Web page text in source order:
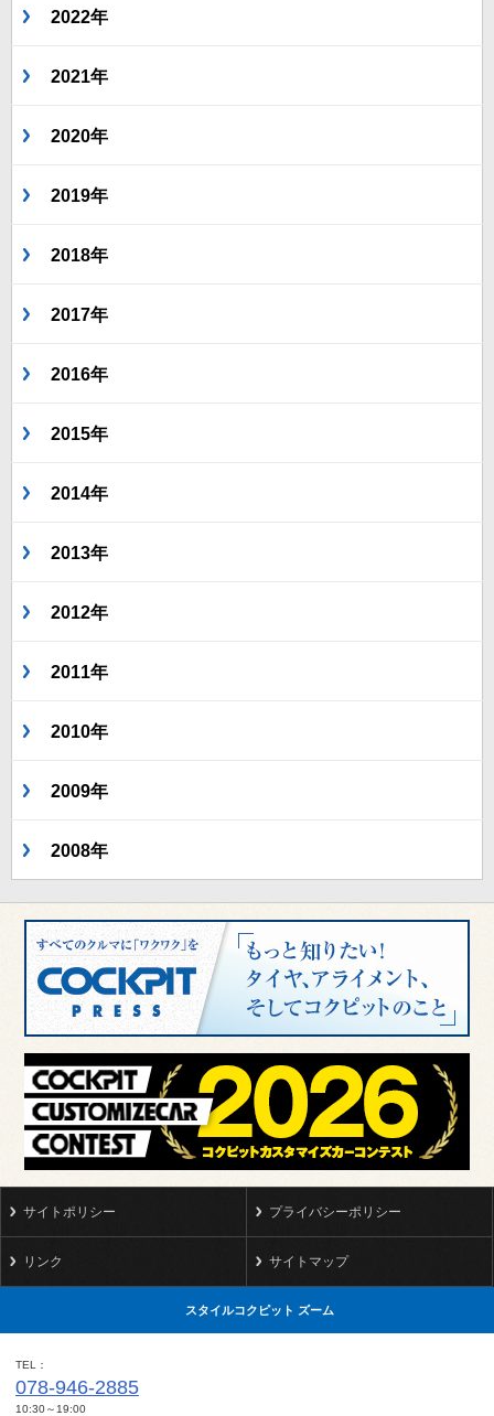
2022年
2021年
2020年
2019年
2018年
2017年
2016年
2015年
2014年
2013年
2012年
2011年
2010年
2009年
2008年
サイトポリシー プライバシーポリシー
リンク サイトマップ
スタイルコクピット ズーム
TEL
078-946-2885
10:30～19:00